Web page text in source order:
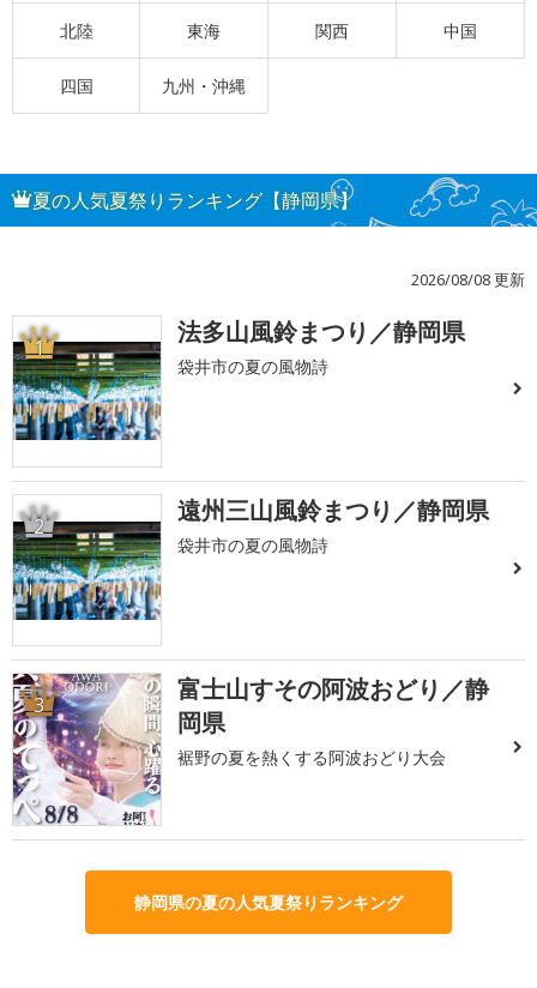
北陸 東海 関西 中国
四国 九州・沖縄
夏の人気夏祭りランキング【静岡県】
2026/08/08 更新
1 法多山風鈴まつり／静岡県
袋井市の夏の風物詩
2 遠州三山風鈴まつり／静岡県
袋井市の夏の風物詩
3
富士山すその阿波おどり／静
岡県
裾野の夏を熱くする阿波おどり大会
静岡県の夏の人気夏祭りランキング